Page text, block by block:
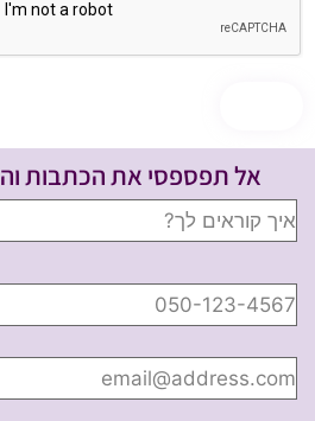
אל תפספסי את הכתבות